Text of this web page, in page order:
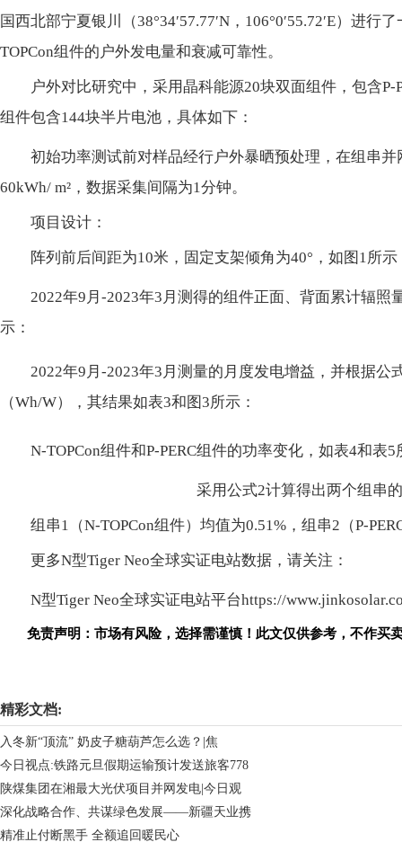
国西北部宁夏银川（38°34′57.77′N，106°0′55.72′E）进行
TOPCon组件的户外发电量和衰减可靠性。
户外对比研究中，采用晶科能源20块双面组件，包含P-
组件包含144块半片电池，具体如下：
初始功率测试前对样品经行户外暴晒预处理，在组串
60kWh/ m²，数据采集间隔为1分钟。
项目设计：
阵列前后间距为10米，固定支架倾角为40°，如图1所示
2022年9月-2023年3月测得的组件正面、背面累计辐照
示：
2022年9月-2023年3月测量的月度发电增益，并根据公
（Wh/W），其结果如表3和图3所示：
N-TOPCon组件和P-PERC组件的功率变化，如表4和表5
采用公式2计算得出两个组串
组串1（N-TOPCon组件）均值为0.51%，组串2（P-
更多N型Tiger Neo全球实证电站数据，请关注：
N型Tiger Neo全球实证电站平台https://
免责声明：市场有风险，选择需谨慎！此文仅供参考，不作买
精彩文档:
入冬新“顶流” 奶皮子糖葫芦怎么选？|焦
今日视点:铁路元旦假期运输预计发送旅客778
陕煤集团在湘最大光伏项目并网发电|今日观
深化战略合作、共谋绿色发展——新疆天业携
精准止付断黑手 全额追回暖民心